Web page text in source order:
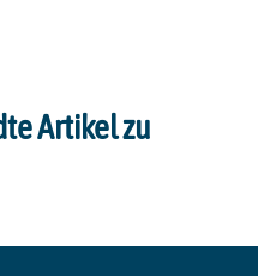
Artikel zu